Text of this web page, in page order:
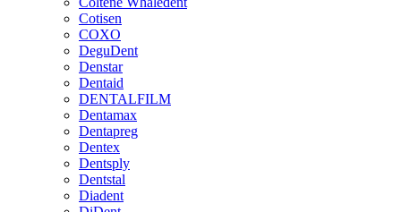
Cotisen
COXO
DeguDent
Denstar
Dentaid
DENTALFILM
Dentamax
Dentapreg
Dentex
Dentsply
Dentstal
Diadent